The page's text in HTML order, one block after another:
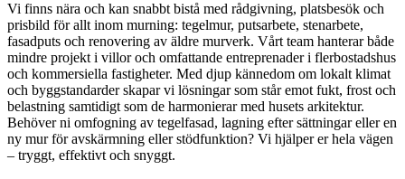
Vi finns nära och kan snabbt bistå med rådgivning, platsbesök och
prisbild för allt inom murning: tegelmur, putsarbete, stenarbete,
fasadputs och renovering av äldre murverk. Vårt team hanterar både
mindre projekt i villor och omfattande entreprenader i flerbostadshus
och kommersiella fastigheter. Med djup kännedom om lokalt klimat
och byggstandarder skapar vi lösningar som står emot fukt, frost och
belastning samtidigt som de harmonierar med husets arkitektur.
Behöver ni omfogning av tegelfasad, lagning efter sättningar eller en
ny mur för avskärmning eller stödfunktion? Vi hjälper er hela vägen
– tryggt, effektivt och snyggt.